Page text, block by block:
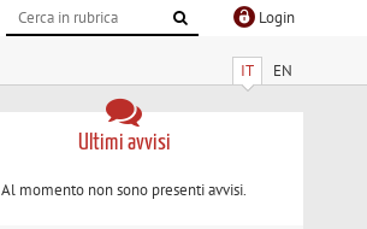
Login
IT EN
Ultimi avvisi
Al momento non sono presenti avvisi.